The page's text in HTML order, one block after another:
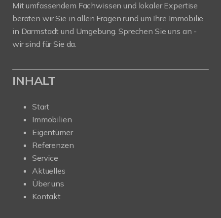
Mit umfassendem Fachwissen und lokaler Expertise
beraten wir Sie in allen Fragen rund um Ihre Immobilie
in Darmstadt und Umgebung. Sprechen Sie uns an -
wir sind für Sie da.
INHALT
Start
Immobilien
Eigentümer
Referenzen
Service
Aktuelles
Über uns
Kontakt